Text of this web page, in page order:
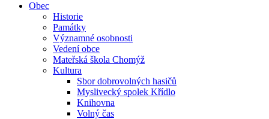
Obec
Historie
Památky
Významné osobnosti
Vedení obce
Mateřská škola Chomýž
Kultura
Sbor dobrovolných hasičů
Myslivecký spolek Křídlo
Knihovna
Volný čas